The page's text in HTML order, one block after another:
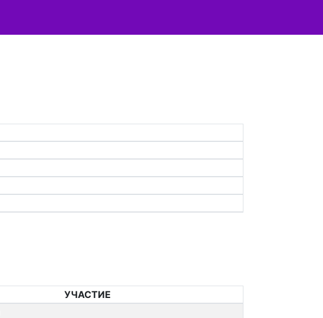
УЧАСТИЕ